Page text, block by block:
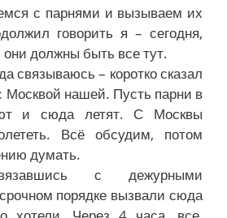
с парнями и вызываем их
говорить я – сегодня,
должны быть все тут.
связываюсь – коротко сказал
Москвой нашей. Пусть парни в
и сюда летят. С Москвы
Всё обсудим, потом
думать.
с дежурными
порядке вызвали сюда